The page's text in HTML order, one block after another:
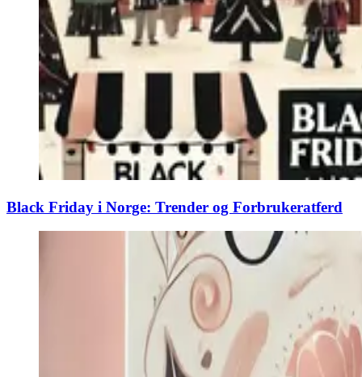
Black Friday i Norge: Trender og Forbrukeratferd